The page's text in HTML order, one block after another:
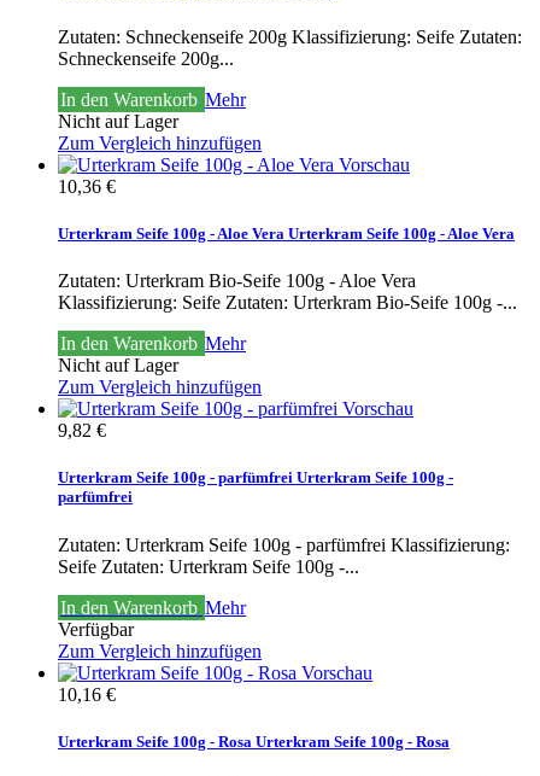
Zutaten: Schneckenseife 200g Klassifizierung: Seife Zutaten:
Schneckenseife 200g...
In den Warenkorb Mehr
Nicht auf Lager
Zum Vergleich hinzufügen
Vorschau
10,36 €
Urterkram Seife 100g - Aloe Vera Urterkram Seife 100g - Aloe Vera
Zutaten: Urterkram Bio-Seife 100g - Aloe Vera
Klassifizierung: Seife Zutaten: Urterkram Bio-Seife 100g -...
In den Warenkorb Mehr
Nicht auf Lager
Zum Vergleich hinzufügen
Vorschau
9,82 €
Urterkram Seife 100g - parfümfrei Urterkram Seife 100g -
parfümfrei
Zutaten: Urterkram Seife 100g - parfümfrei Klassifizierung:
Seife Zutaten: Urterkram Seife 100g -...
In den Warenkorb Mehr
Verfügbar
Zum Vergleich hinzufügen
Vorschau
10,16 €
Urterkram Seife 100g - Rosa Urterkram Seife 100g - Rosa